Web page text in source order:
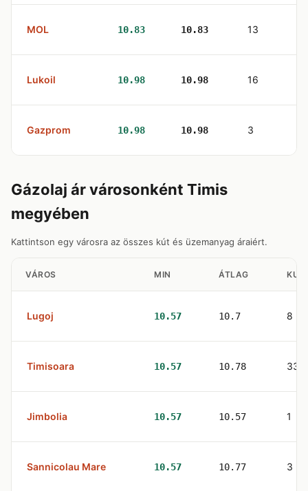
MOL 10.83 10.83 13
Lukoil 10.98 10.98 16
Gazprom 10.98 10.98 3
Gázolaj ár városonként Timis
megyében
Kattintson egy városra az összes kút és üzemanyag áraiért.
VÁROS MIN ÁTLAG
Lugoj 10.57 10.7 8
Timisoara 10.57 10.78 33
Jimbolia 10.57 10.57 1
Sannicolau Mare 10.57 10.77 3